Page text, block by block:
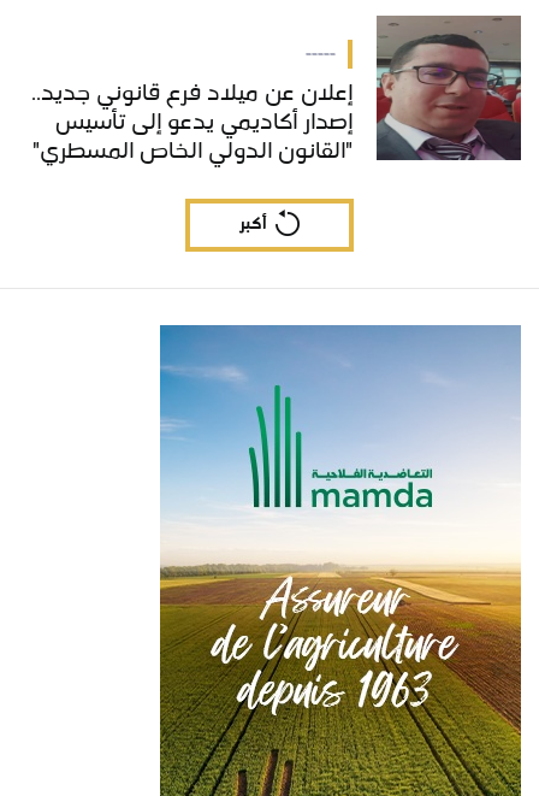
-----
إعلان عن ميلاد فرع قانوني جديد..
إصدار أكاديمي يدعو إلى تأسيس
"القانون الدولي الخاص المسطري"
أكبر